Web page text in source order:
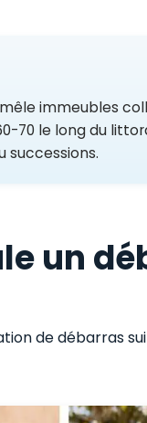
immeubles
70 le long du
successions.
un
de débarras